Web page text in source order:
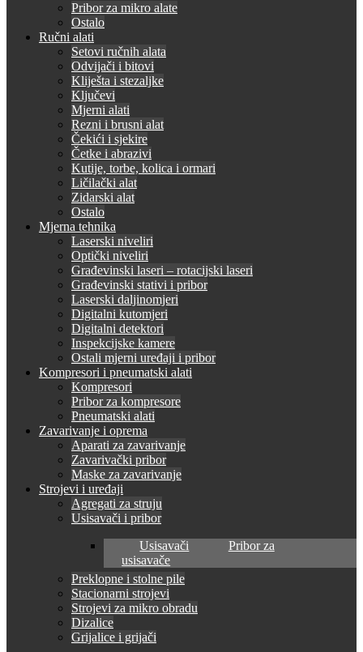
Pribor za mikro alate
Ostalo
Ručni alati
Setovi ručnih alata
Odvijači i bitovi
Kliješta i stezaljke
Ključevi
Mjerni alati
Rezni i brusni alat
Čekići i sjekire
Četke i abrazivi
Kutije, torbe, kolica i ormari
Ličilački alat
Zidarski alat
Ostalo
Mjerna tehnika
Laserski niveliri
Optički niveliri
Građevinski laseri – rotacijski laseri
Građevinski stativi i pribor
Laserski daljinomjeri
Digitalni kutomjeri
Digitalni detektori
Inspekcijske kamere
Ostali mjerni uređaji i pribor
Kompresori i pneumatski alati
Kompresori
Pribor za kompresore
Pneumatski alati
Zavarivanje i oprema
Aparati za zavarivanje
Zavarivački pribor
Maske za zavarivanje
Strojevi i uređaji
Agregati za struju
Usisavači i pribor
Usisavači
Pribor za
usisavače
Preklopne i stolne pile
Stacionarni strojevi
Strojevi za mikro obradu
Dizalice
Grijalice i grijači